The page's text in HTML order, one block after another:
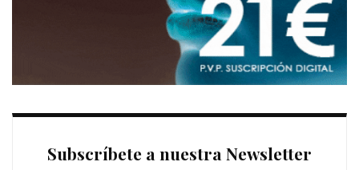
Subscríbete a nuestra Newsletter